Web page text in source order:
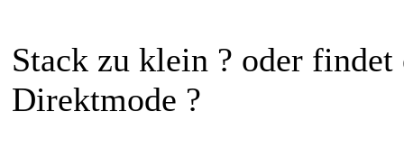
Stack zu klein ? oder
Direktmode ?